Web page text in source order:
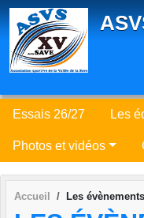
Essais 26/27 Les
Photos et vidéos
Accueil Les évènements
Panneau de gestion des